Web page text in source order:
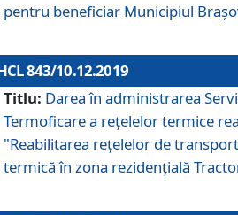
pentru beneficiar Municipiul
843/10.12.2019
Titlu: Darea în administrarea
Termoficare a rețelelor termice
"Reabilitarea reţelelor de
termică în zona rezidenţială